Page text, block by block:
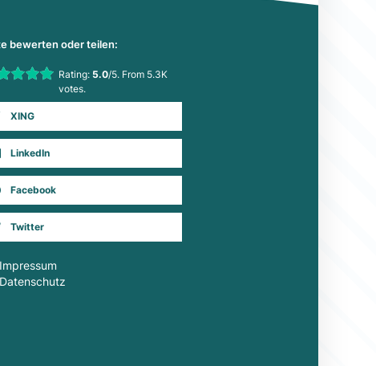
bewerten oder teilen:
this item:
Submit Rating
Rating: 5.0/5. From 5.3K
votes.
XING
LinkedIn
Facebook
Twitter
Impressum
Datenschutz